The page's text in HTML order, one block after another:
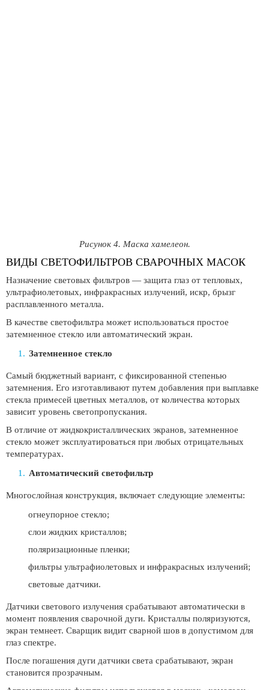
Рисунок 4. Маска хамелеон.
ВИДЫ СВЕТОФИЛЬТРОВ СВАРОЧНЫХ МАСОК
Назначение световых фильтров — защита глаз от тепловых,
ультрафиолетовых, инфракрасных излучений, искр, брызг
расплавленного металла.
В качестве светофильтра может использоваться простое
затемненное стекло или автоматический экран.
Затемненное стекло
Самый бюджетный вариант, с фиксированной степенью
затемнения. Его изготавливают путем добавления при выплавке
стекла примесей цветных металлов, от количества которых
зависит уровень светопропускания.
В отличие от жидкокристаллических экранов, затемненное
стекло может эксплуатироваться при любых отрицательных
температурах.
Автоматический светофильтр
Многослойная конструкция, включает следующие элементы:
огнеупорное стекло;
слои жидких кристаллов;
поляризационные пленки;
фильтры ультрафиолетовых и инфракрасных излучений;
световые датчики.
Датчики светового излучения срабатывают автоматически в
момент появления сварочной дуги. Кристаллы поляризуются,
экран темнеет. Сварщик видит сварной шов в допустимом для
глаз спектре.
После погашения дуги датчики света срабатывают, экран
становится прозрачным.